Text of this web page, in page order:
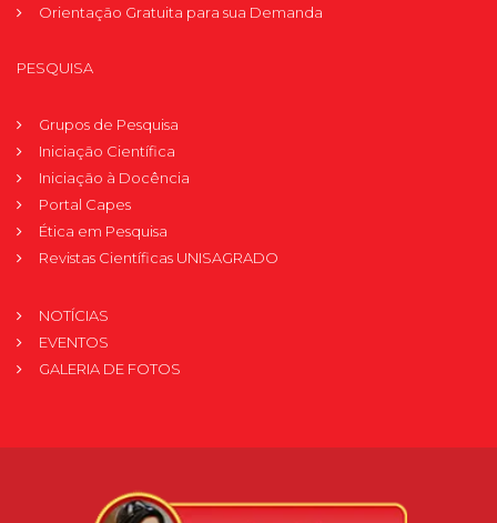
Orientação Gratuita para sua Demanda
PESQUISA
Grupos de Pesquisa
Iniciação Científica
Iniciação à Docência
Portal Capes
Ética em Pesquisa
Revistas Científicas UNISAGRADO
NOTÍCIAS
EVENTOS
GALERIA DE FOTOS